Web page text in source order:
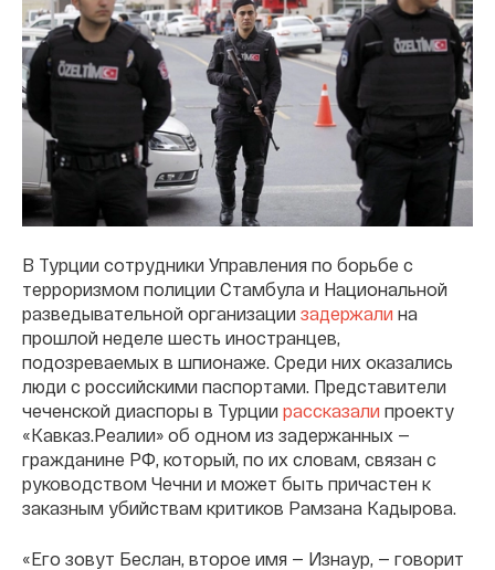
В Турции сотрудники Управления по борьбе с
терроризмом полиции Стамбула и Национальной
разведывательной организации задержали на
прошлой неделе шесть иностранцев,
подозреваемых в шпионаже. Среди них оказались
люди с российскими паспортами. Представители
чеченской диаспоры в Турции рассказали проекту
«Кавказ.Реалии» об одном из задержанных —
гражданине РФ, который, по их словам, связан с
руководством Чечни и может быть причастен к
заказным убийствам критиков Рамзана Кадырова.
«Его зовут Беслан, второе имя — Изнаур, — говорит